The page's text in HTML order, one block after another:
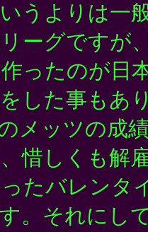
うよりは一
ーグですが
ったのが日
した事もあ
メッツの成
惜しくも解
たバレンタ
。それにし